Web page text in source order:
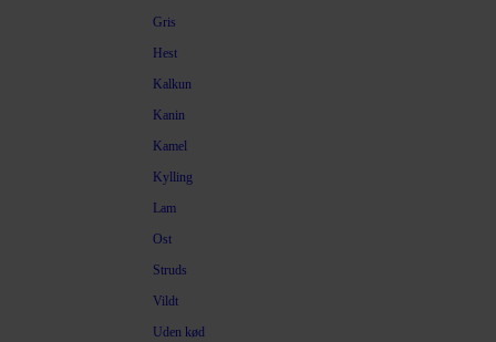
Gris
Hest
Kalkun
Kanin
Kamel
Kylling
Lam
Ost
Struds
Vildt
Uden kød